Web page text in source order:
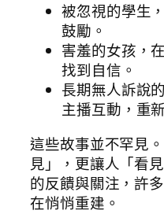
被忽視的學生
鼓勵。
害羞的女孩，
找到自信。
長期無人訴說
主播互動，重
這些故事並不罕見
見」，更讓人「看
的反饋與關注，許
在悄悄重建。